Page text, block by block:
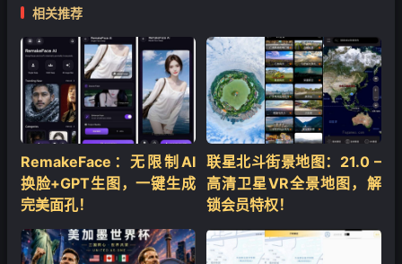
相关推荐
RemakeFace：无限制AI
换脸+GPT生图，一键生成
完美面孔！
联星北斗街景地图：21.0 –
高清卫星VR全景地图，解
锁会员特权！